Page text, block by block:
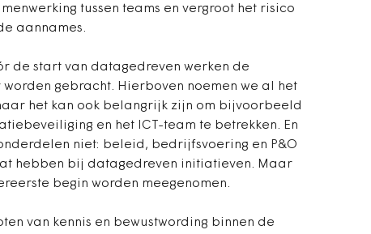
tussen teams en vergroot het risico
aannames.
de start van datagedreven werken de
gebracht. Hierboven noemen we al het
het kan ook belangrijk zijn om bijvoorbeeld
en het ICT-team te betrekken. En
niet: beleid, bedrijfsvoering en P&O
hebben bij datagedreven initiatieven. Maar
begin worden meegenomen.
van kennis en bewustwording binnen de